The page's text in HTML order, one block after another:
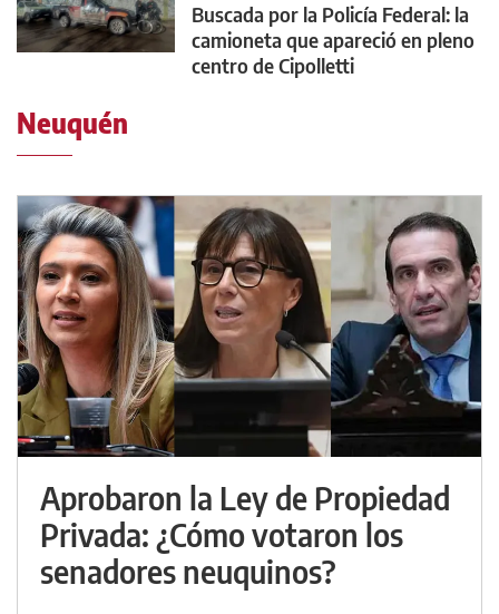
Buscada por la Policía Federal: la
camioneta que apareció en pleno
centro de Cipolletti
Neuquén
Aprobaron la Ley de Propiedad
Privada: ¿Cómo votaron los
senadores neuquinos?